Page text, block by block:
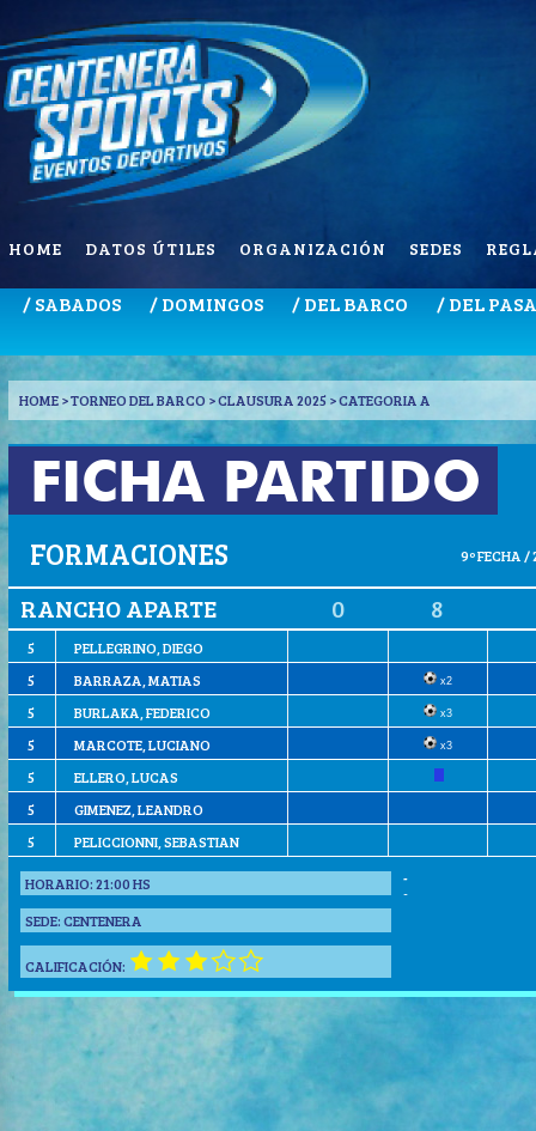
HOME DATOS ÚTILES ORGANIZACIÓN SEDES
/ SABADOS / DOMINGOS / DEL BARCO / DEL
HOME> TORNEO DEL BARCO > CLAUSURA 2025 > CATEGORIA A
FICHA PARTIDO
FORMACIONES 9º FECHA /
RANCHO APARTE 0 8
5
PELLEGRINO, DIEGO
5
BARRAZA, MATIAS x2
5 BURLAKA, FEDERICO x3
5 MARCOTE, LUCIANO x3
5
ELLERO, LUCAS
5
GIMENEZ, LEANDRO
5
PELICCIONNI, SEBASTIAN
HORARIO:21:00 HS
SEDE:CENTENERA
CALIFICACIÓN:
-
-